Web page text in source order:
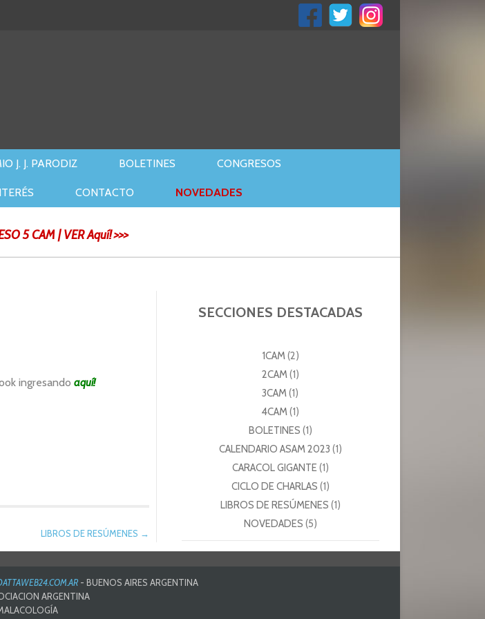
J. J. PARODIZ BOLETINES CONGRESOS
CONTACTO NOVEDADES
5 CAM | VER Aquí! >>>
ingresando aquí!
LIBROS DE RESÚMENES →
SECCIONES DESTACADAS
1CAM(2)
2CAM(1)
3CAM(1)
4CAM(1)
BOLETINES (1)
CALENDARIO ASAM 2023 (1)
CARACOL GIGANTE (1)
CICLO DE CHARLAS (1)
LIBROS DE RESÚMENES (1)
NOVEDADES (5)
- BUENOS AIRES ARGENTINA
ARGENTINA